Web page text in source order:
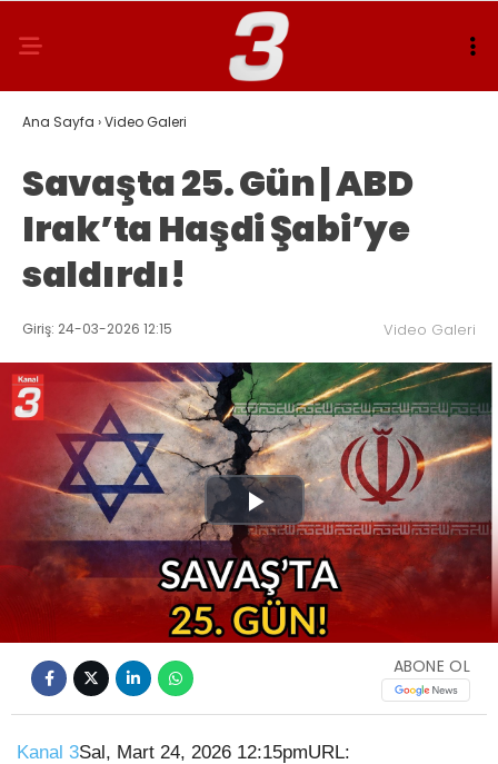
Ana Sayfa ›Video Galeri
Savaşta 25. Gün | ABD
Irak’ta Haşdi Şabi’ye
saldırdı!
Giriş: 24-03-2026 12:15 Video Galeri
Play
Video
ABONE OL
Kanal 3Sal, Mart 24, 2026 12:15pmURL: